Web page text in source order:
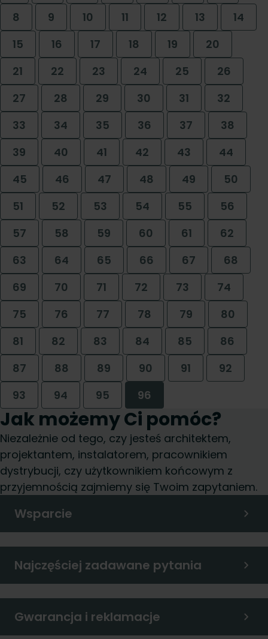
8
9 10 11 12 13
14
15
16 17 18 19
20
21
22 23 24 25
26
27
28 29 30 31
32
33
34 35 36 37
38
39
40 41 42 43
44
45
46 47 48 49
50
51
52 53 54 55
56
57
58 59 60 61
62
63
64 65 66 67
68
69
70 71 72 73
74
75
76 77 78 79
80
81
82 83 84 85
86
87
88 89 90 91
92
93
94 95 96
Jak możemy Ci pomóc?
Niezależnie od tego, czy jesteś architektem,
projektantem, instalatorem, pracownikiem
dystrybucji, czy użytkownikiem końcowym z
przyjemnością zajmiemy się Twoim zapytaniem.
Wsparcie
Najczęściej zadawane pytania
Gwarancja i reklamacje